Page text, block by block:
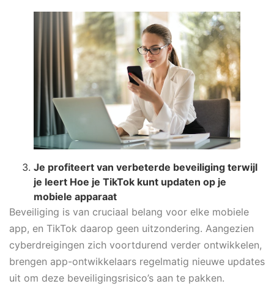
Je profiteert van verbeterde beveiliging terwijl
je leert Hoe je TikTok kunt updaten op je
mobiele apparaat
Beveiliging is van cruciaal belang voor elke mobiele
app, en TikTok daarop geen uitzondering. Aangezien
cyberdreigingen zich voortdurend verder ontwikkelen,
brengen app-ontwikkelaars regelmatig nieuwe updates
uit om deze beveiligingsrisico’s aan te pakken.